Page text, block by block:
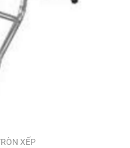
XẾP